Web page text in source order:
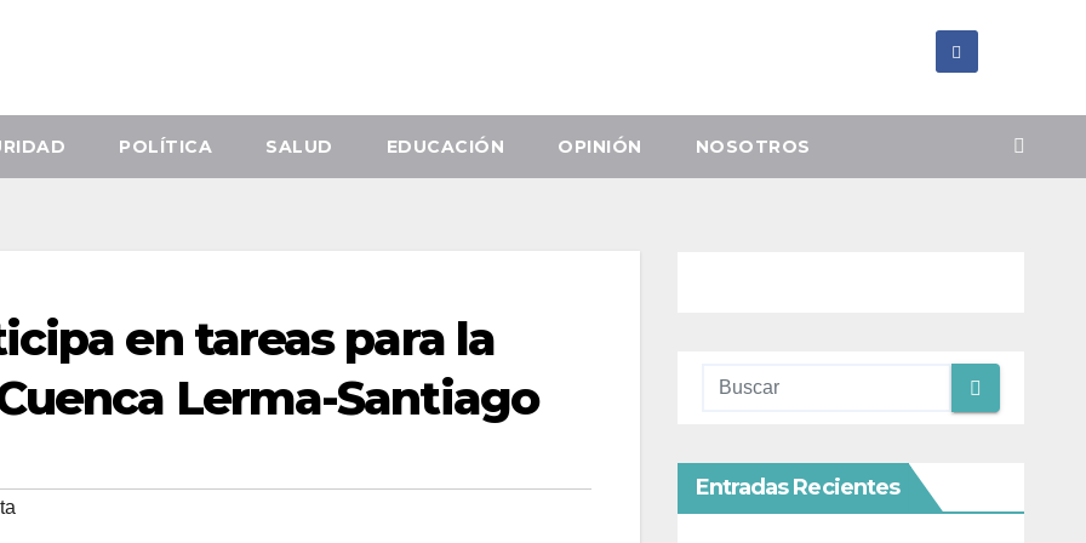
POLÍTICA SALUD EDUCACIÓN OPINIÓN NOSOTROS
en tareas para la
Lerma-Santiago
Entradas Recientes